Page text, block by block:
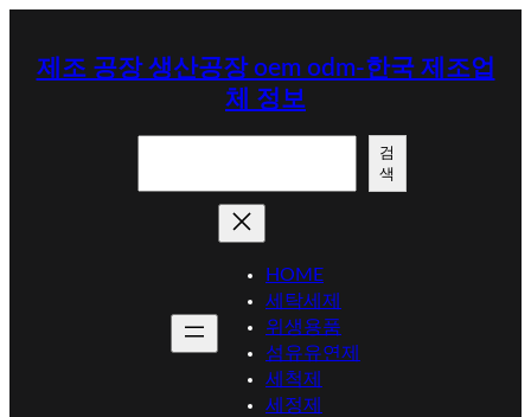
제조 공장 생산공장 oem odm-한국 제조업
체 정보
검
색
HOME
세탁세제
위생용품
섬유유연제
세척제
세정제